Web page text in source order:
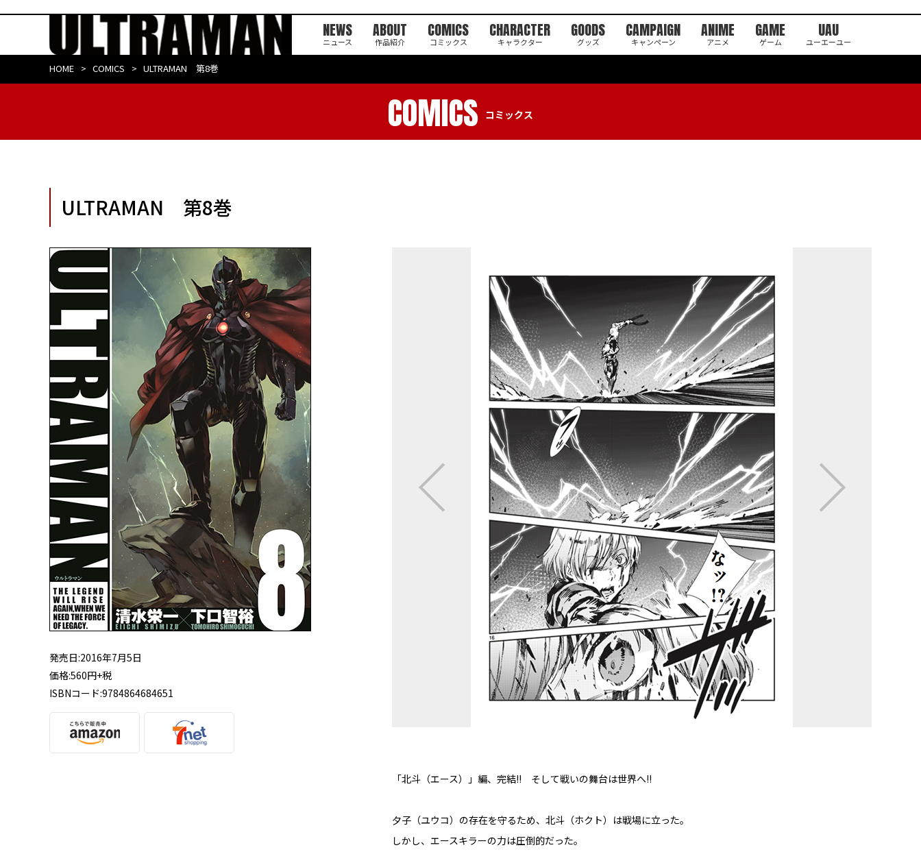
NEWS
ニュース
ABOUT
作品紹介
COMICS
コミックス
CHARACTER
キャラクター
GOODS
グッズ
CAMPAIGN
キャンペーン
ANIME
アニメ
GAME
ゲーム
UAU
ユーエーユー
HOME COMICS ULTRAMAN 第8巻
COMICS コミックス
ULTRAMAN 第8巻
発売日:2016年7月5日
価格:560円+税
ISBNコード:9784864684651
「北斗（エース）」編、完結!! そして戦いの舞台は世界へ――!!
夕子（ユウコ）の存在を守るため、北斗（ホクト）は戦場に立った。
しかし、エースキラーの力は圧倒的だった。